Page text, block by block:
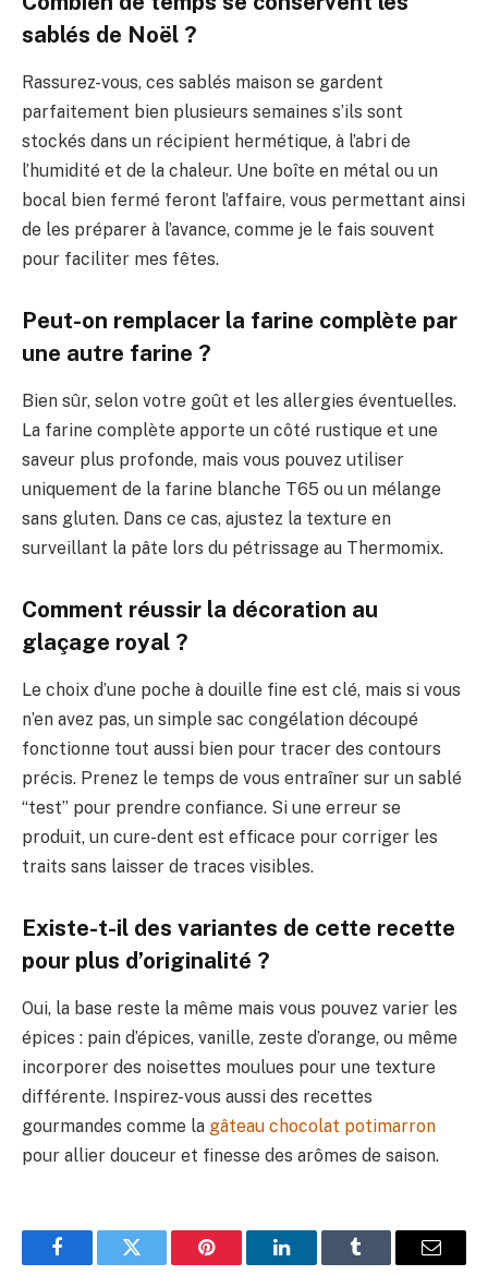
sablés de Noël ?
Rassurez-vous, ces sablés maison se gardent
parfaitement bien plusieurs semaines s’ils sont
stockés dans un récipient hermétique, à l’abri de
l’humidité et de la chaleur. Une boîte en métal ou un
bocal bien fermé feront l’affaire, vous permettant ainsi
de les préparer à l’avance, comme je le fais souvent
pour faciliter mes fêtes.
Peut-on remplacer la farine complète par
une autre farine ?
Bien sûr, selon votre goût et les allergies éventuelles.
La farine complète apporte un côté rustique et une
saveur plus profonde, mais vous pouvez utiliser
uniquement de la farine blanche T65 ou un mélange
sans gluten. Dans ce cas, ajustez la texture en
surveillant la pâte lors du pétrissage au Thermomix.
Comment réussir la décoration au
glaçage royal ?
Le choix d’une poche à douille fine est clé, mais si vous
n’en avez pas, un simple sac congélation découpé
fonctionne tout aussi bien pour tracer des contours
précis. Prenez le temps de vous entraîner sur un sablé
“test” pour prendre confiance. Si une erreur se
produit, un cure-dent est efficace pour corriger les
traits sans laisser de traces visibles.
Existe-t-il des variantes de cette recette
pour plus d’originalité ?
Oui, la base reste la même mais vous pouvez varier les
épices : pain d’épices, vanille, zeste d’orange, ou même
incorporer des noisettes moulues pour une texture
différente. Inspirez-vous aussi des recettes
gourmandes comme la gâteau chocolat potimarron
pour allier douceur et finesse des arômes de saison.
FacebookTwitter Pinterest LinkedInTumblr
E-